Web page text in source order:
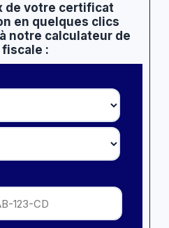
de votre certificat
en quelques clics
notre calculateur de
: